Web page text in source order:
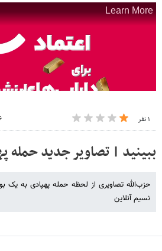
۱ نفر ۲۶
ببینید | تصاویر جدید حمله
حزب‌الله تصاویری از لحظه حمله پهپادی به یک
نسیم آنلاین